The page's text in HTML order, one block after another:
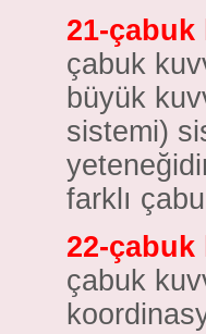
21-
çabuk
büyük
sistemi)
farklı
22-çabuk
çabuk